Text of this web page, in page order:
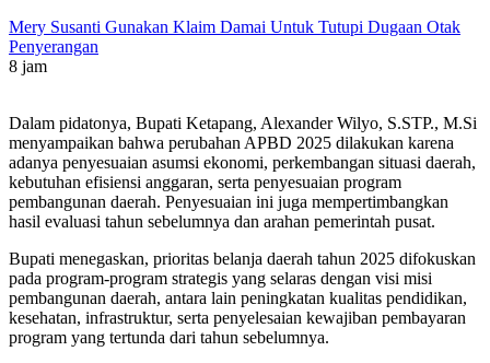
Mery Susanti Gunakan Klaim Damai Untuk Tutupi Dugaan Otak
Penyerangan
8 jam
Dalam pidatonya, Bupati Ketapang, Alexander Wilyo, S.STP., M.Si
menyampaikan bahwa perubahan APBD 2025 dilakukan karena
adanya penyesuaian asumsi ekonomi, perkembangan situasi daerah,
kebutuhan efisiensi anggaran, serta penyesuaian program
pembangunan daerah. Penyesuaian ini juga mempertimbangkan
hasil evaluasi tahun sebelumnya dan arahan pemerintah pusat.
Bupati menegaskan, prioritas belanja daerah tahun 2025 difokuskan
pada program-program strategis yang selaras dengan visi misi
pembangunan daerah, antara lain peningkatan kualitas pendidikan,
kesehatan, infrastruktur, serta penyelesaian kewajiban pembayaran
program yang tertunda dari tahun sebelumnya.